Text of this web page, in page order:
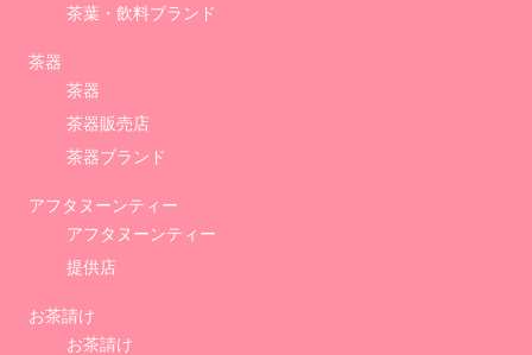
茶葉・飲料ブランド
茶器
茶器
茶器販売店
茶器ブランド
アフタヌーンティー
アフタヌーンティー
提供店
お茶請け
お茶請け